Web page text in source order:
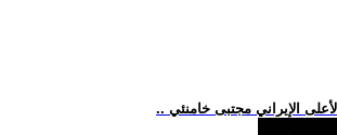
الإيراني مجتبى خامنئي